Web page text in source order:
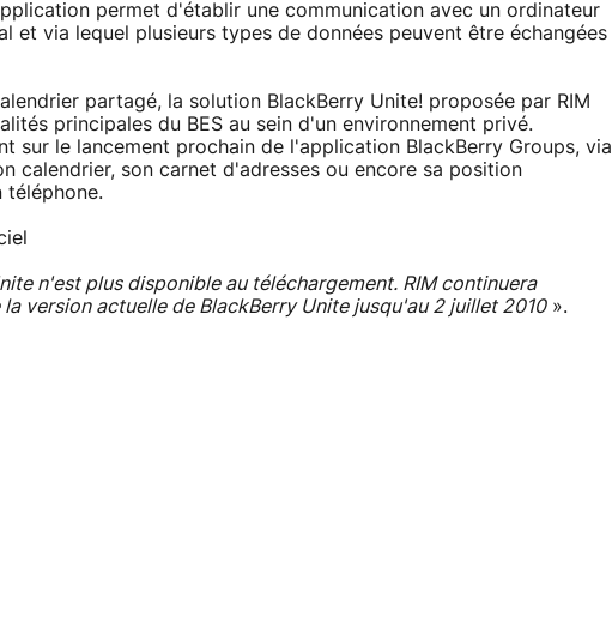
permet d'établir une communication avec un ordinateur
et via lequel plusieurs types de données peuvent être échangées
partagé, la solution BlackBerry Unite! proposée par RIM
principales du BES au sein d'un environnement privé.
sur le lancement prochain de l'application BlackBerry Groups, via
calendrier, son carnet d'adresses ou encore sa position
téléphone.
n'est plus disponible au téléchargement. RIM continuera
version actuelle de BlackBerry Unite jusqu'au 2 juillet 2010».